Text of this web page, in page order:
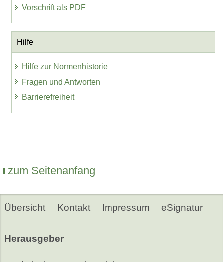
Vorschrift als PDF
Hilfe
Hilfe zur Normenhistorie
Fragen und Antworten
Barrierefreiheit
zum Seitenanfang
Übersicht Kontakt Impressum eSignatur
Herausgeber